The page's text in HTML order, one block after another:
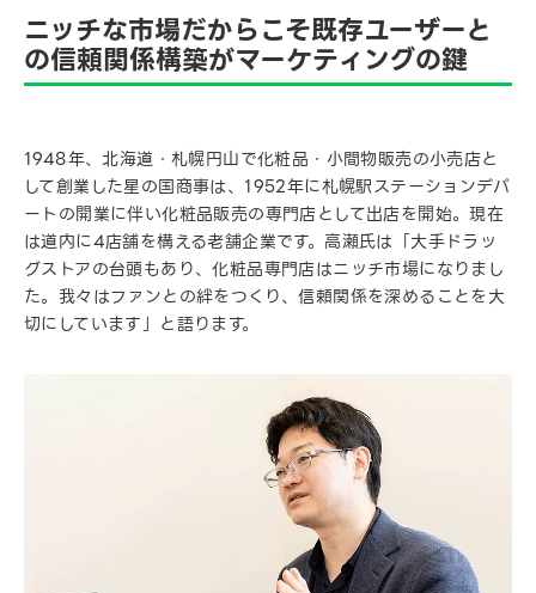
ニッチな市場だからこそ既存ユーザーと
の信頼関係構築がマーケティングの鍵
1948年、北海道・札幌円山で化粧品・小間物販売の小売店と
して創業した星の国商事は、1952年に札幌駅ステーションデパ
ートの開業に伴い化粧品販売の専門店として出店を開始。現在
は道内に4店舗を構える老舗企業です。高瀬氏は「大手ドラッ
グストアの台頭もあり、化粧品専門店はニッチ市場になりまし
た。我々はファンとの絆をつくり、信頼関係を深めることを大
切にしています」と語ります。